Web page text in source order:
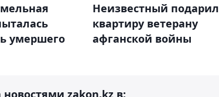
умершего
Неизвестный подарил
квартиру ветерану
афганской войны
новостями zakon.kz в: